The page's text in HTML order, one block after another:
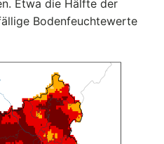
Etwa die Hälfte der
Bodenfeuchtewerte